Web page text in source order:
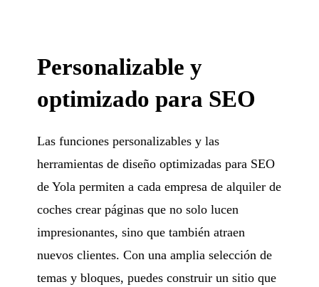
Personalizable y
optimizado para SEO
Las funciones personalizables y las
herramientas de diseño optimizadas para SEO
de Yola permiten a cada empresa de alquiler de
coches crear páginas que no solo lucen
impresionantes, sino que también atraen
nuevos clientes. Con una amplia selección de
temas y bloques, puedes construir un sitio que